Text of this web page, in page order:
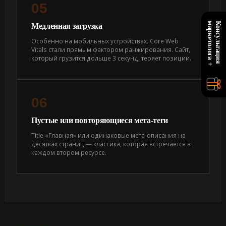
05
Медленная загрузка
Особенно на мобильных устройствах. Core Web
Vitals стали прямым фактором ранжирования. Сайт,
который грузится дольше 3 секунд, теряет позиции.
06
Пустые или повторяющиеся мета-теги
Title «Главная» или одинаковые мета-описания на
десятках страниц — классика, которая встречается в
каждом втором ресурсе.
К
о
н
с
у
л
ь
т
а
ц
и
я
м
а
р
к
е
т
о
л
о
г
а
+